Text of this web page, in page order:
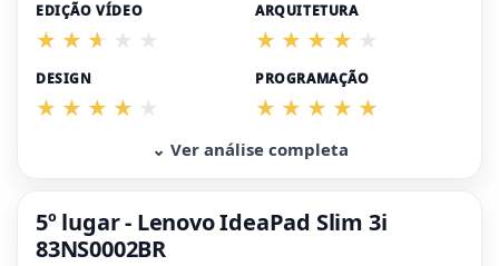
EDIÇÃO VÍDEO ARQUITETURA
DESIGN PROGRAMAÇÃO
⌄ Ver análise completa
5º lugar - Lenovo IdeaPad Slim 3i
83NS0002BR